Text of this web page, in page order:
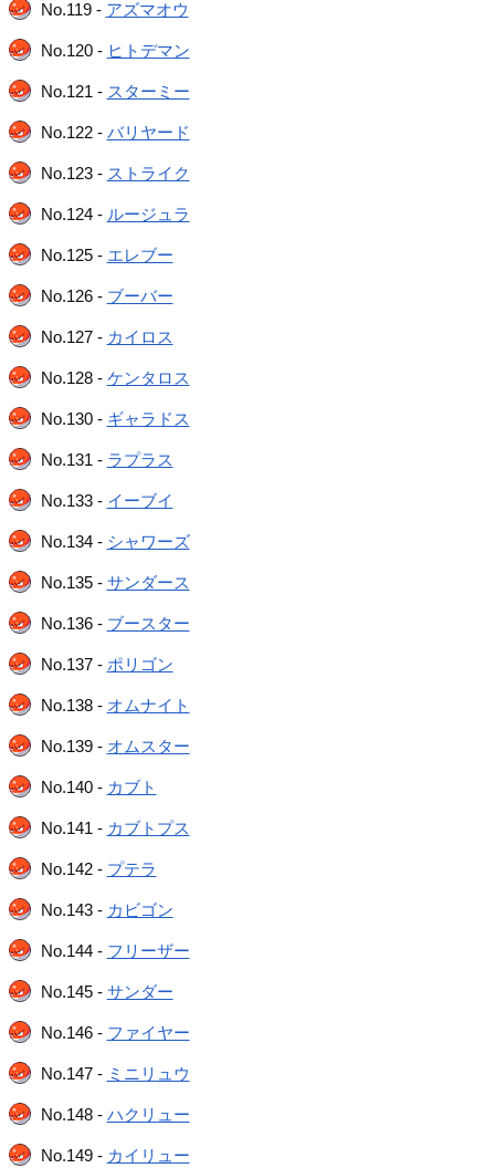
No.119 - アズマオウ
No.120 - ヒトデマン
No.121 - スターミー
No.122 - バリヤード
No.123 - ストライク
No.124 - ルージュラ
No.125 - エレブー
No.126 - ブーバー
No.127 - カイロス
No.128 - ケンタロス
No.130 - ギャラドス
No.131 - ラプラス
No.133 - イーブイ
No.134 - シャワーズ
No.135 - サンダース
No.136 - ブースター
No.137 - ポリゴン
No.138 - オムナイト
No.139 - オムスター
No.140 - カブト
No.141 - カブトプス
No.142 - プテラ
No.143 - カビゴン
No.144 - フリーザー
No.145 - サンダー
No.146 - ファイヤー
No.147 - ミニリュウ
No.148 - ハクリュー
No.149 - カイリュー